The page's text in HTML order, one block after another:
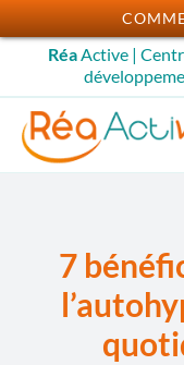
Passer
au
contenu
RéaActive |
7